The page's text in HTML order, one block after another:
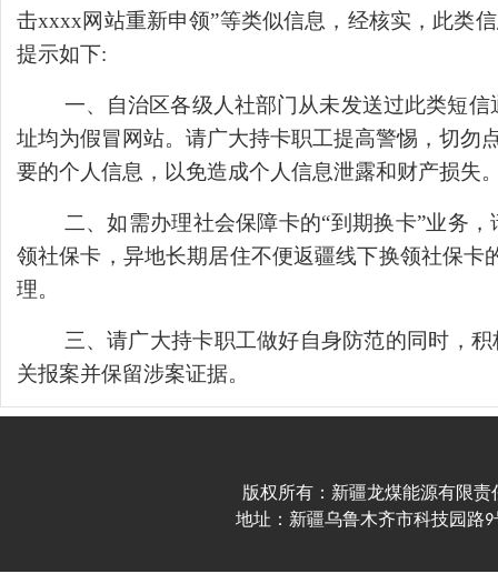
击xxxx网站重新申领”等类似信息，经核实，此类
提示如下:
一、自治区各级人社部门从未发送过此类短
址均为假冒网站。请广大持卡职工提高警惕，切勿
要的个人信息，以免造成个人信息泄露和财产损失
二、如需办理社会保障卡的“到期换卡”业务
领社保卡，异地长期居住不便返疆线下换领社保卡
理。
三、请广大持卡职工做好自身防范的同时，
关报案并保留涉案证据。
版权所有：新疆龙煤能源有限责
地址：新疆乌鲁木齐市科技园路